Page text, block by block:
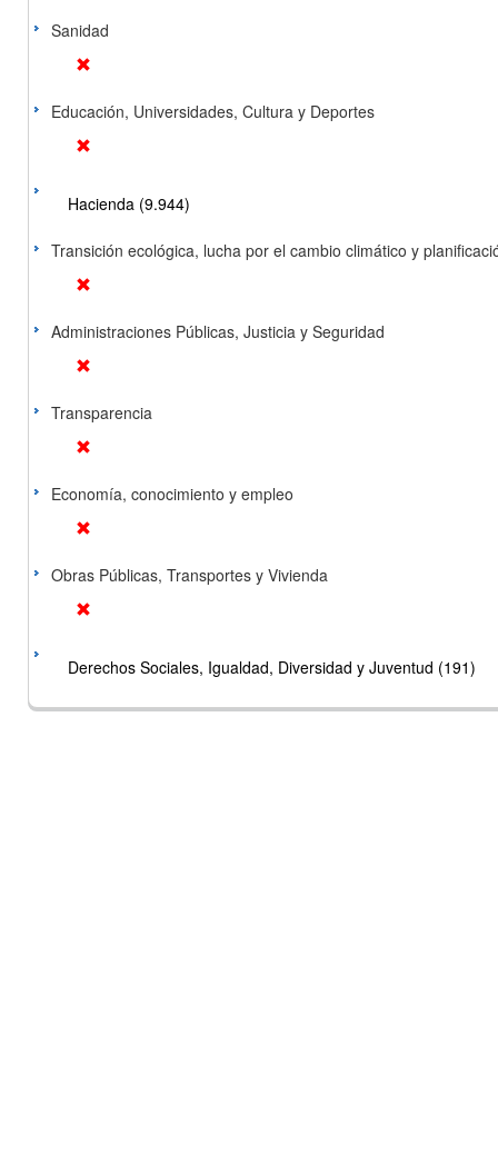
Sanidad
Educación, Universidades, Cultura y Deportes
Hacienda (9.944)
Transición ecológica, lucha por el cambio climático y
Administraciones Públicas, Justicia y Seguridad
Transparencia
Economía, conocimiento y empleo
Obras Públicas, Transportes y Vivienda
Derechos Sociales, Igualdad, Diversidad y Juventud (191)